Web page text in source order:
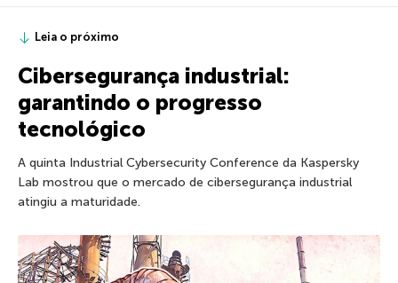
Leia o próximo
Cibersegurança industrial:
garantindo o progresso
tecnológico
A quinta Industrial Cybersecurity Conference da Kaspersky
Lab mostrou que o mercado de cibersegurança industrial
atingiu a maturidade.